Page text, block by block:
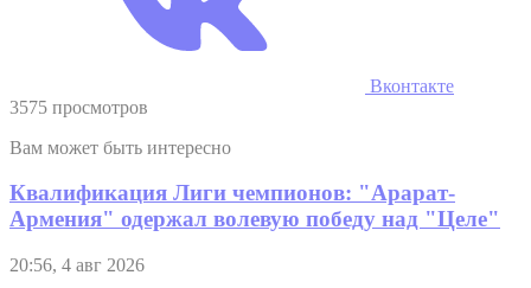
Вконтакте
3575 просмотров
Вам может быть интересно
Квалификация Лиги чемпионов: "Арарат-
Армения" одержал волевую победу над "Целе"
20:56, 4 авг 2026